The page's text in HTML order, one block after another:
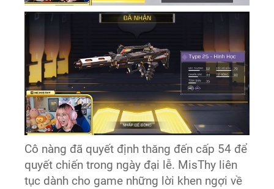
Cô nàng đã quyết định thăng đến cấp 54 để
quyết chiến trong ngày đại lễ. MisThy liên
tục dành cho game những lời khen ngợi về